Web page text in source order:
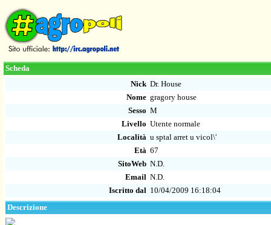
Scheda
Nick Dr. House
Nome gragory house
Sesso M
Livello Utente normale
Località u sptal arret u vicol\'
Età 67
SitoWeb N.D.
Email N.D.
Iscritto dal 10/04/2009 16:18:04
Descrizione